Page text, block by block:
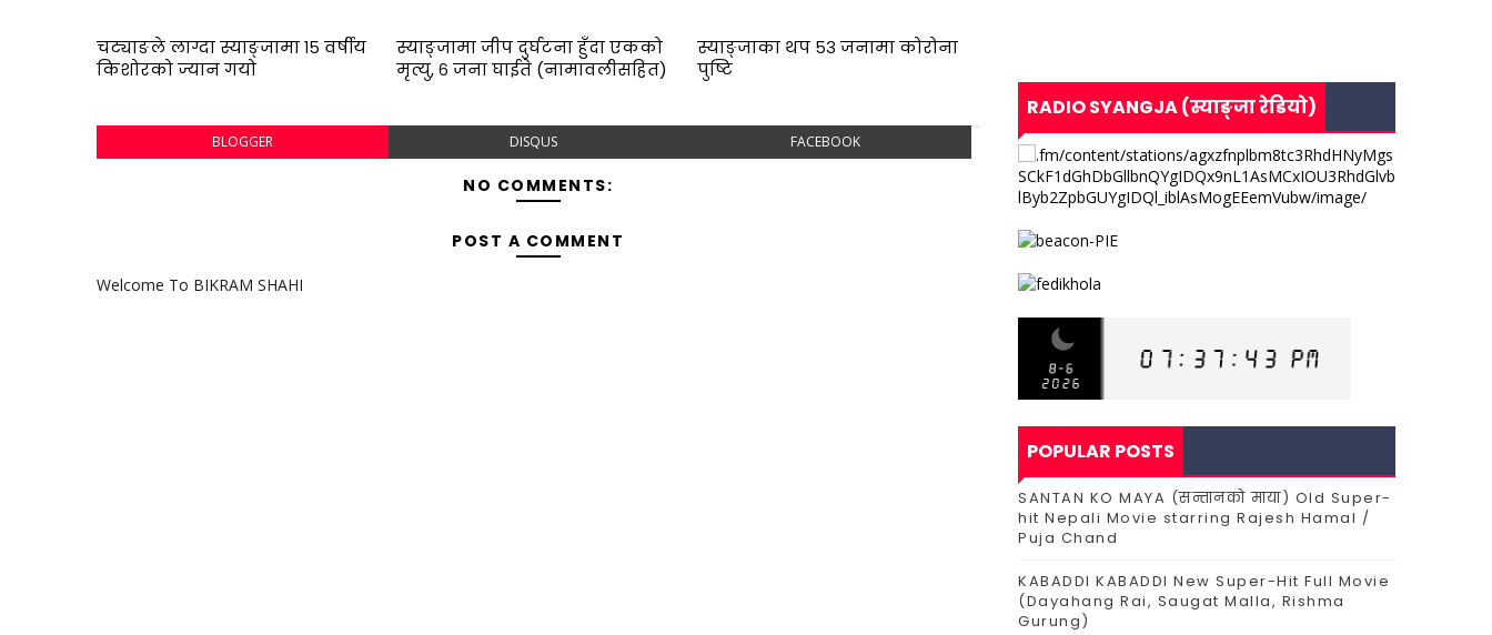
चट्याङले लाग्दा स्याङ्जामा १५ वर्षीय
किशोरको ज्यान गयो
स्याङ्जामा जीप दुर्घटना हुँदा एकको
मृत्यु, ६ जना घाईते (नामावलीसहित)
स्याङ्जाका थप ५३ जनामा कोरोना
पुष्टि
BLOGGER DISQUS FACEBOOK
NO COMMENTS:
POST A COMMENT
Welcome To BIKRAM SHAHI
RADIO SYANGJA (स्याङ्जा रेडियो)
POPULAR POSTS
SANTAN KO MAYA (सन्तानको माया) Old Super-
hit Nepali Movie starring Rajesh Hamal /
Puja Chand
KABADDI KABADDI New Super-Hit Full Movie
(Dayahang Rai, Saugat Malla, Rishma
Gurung)